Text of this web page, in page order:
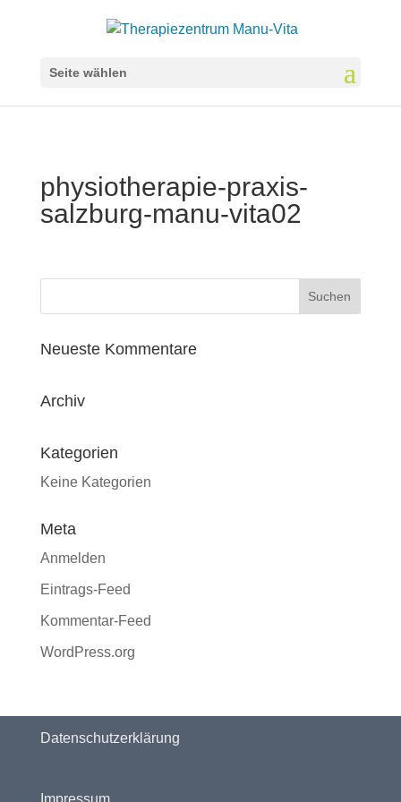
Seite wählen
physiotherapie-praxis-
salzburg-manu-vita02
Neueste Kommentare
Archiv
Kategorien
Keine Kategorien
Meta
Anmelden
Eintrags-Feed
Kommentar-Feed
WordPress.org
Datenschutzerklärung
Impressum